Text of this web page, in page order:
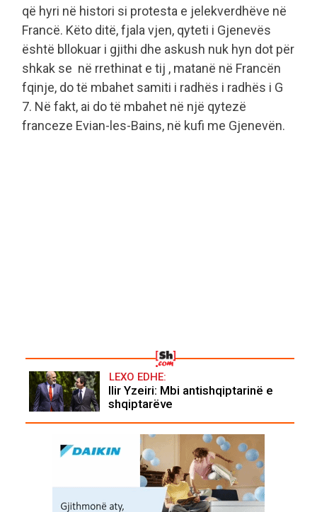
që hyri në histori si protesta e jelekverdhëve në
Francë. Këto ditë, fjala vjen, qyteti i Gjenevës
është bllokuar i gjithi dhe askush nuk hyn dot për
shkak se në rrethinat e tij , matanë në Francën
fqinje, do të mbahet samiti i radhës i radhës i G
7. Në fakt, ai do të mbahet në një qytezë
franceze Evian-les-Bains, në kufi me Gjenevën.
LEXO EDHE:
Ilir Yzeiri: Mbi antishqiptarinë e
shqiptarëve